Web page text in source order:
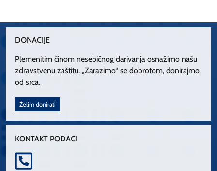
DONACIJE
Plemenitim činom nesebičnog darivanja osnažimo našu
zdravstvenu zaštitu. „Zarazimo“ se dobrotom, donirajmo
od srca.
Želim donirati
KONTAKT PODACI